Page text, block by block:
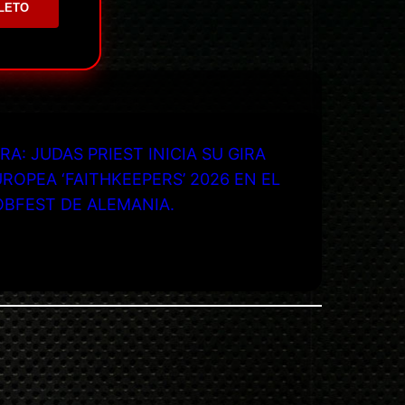
JUDAS PRIEST INICIA SU GIRA
‘FAITHKEEPERS’ 2026 EN EL
DE ALEMANIA.